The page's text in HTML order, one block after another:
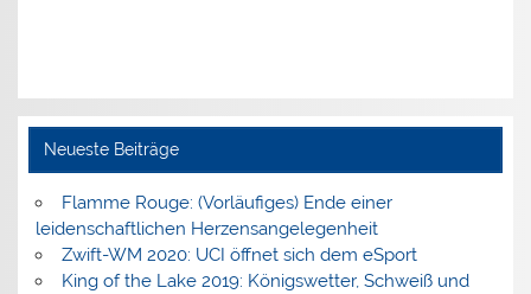
Neueste Beiträge
Flamme Rouge: (Vorläufiges) Ende einer
leidenschaftlichen Herzensangelegenheit
Zwift-WM 2020: UCI öffnet sich dem eSport
King of the Lake 2019: Königswetter, Schweiß und